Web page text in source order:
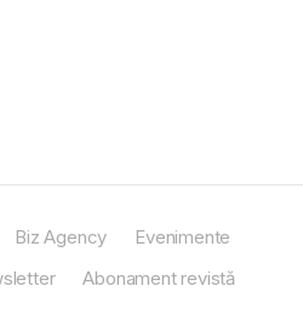
Biz Agency
Evenimente
Abonament revistă